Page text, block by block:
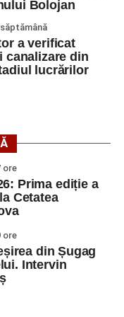
Estrada este una
atașament față de
și provine dintr-o
să reprezinte țara
internațională a
medalie mondială
meci de verificare
tot pe terenul din
o altă formație din
preferată
Bolojan
a verificat
canalizare din
lucrărilor
ore
Prima ediție a
Cetatea
ore
din Șugag
Intervin